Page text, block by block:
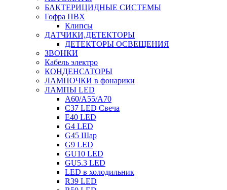
БАКТЕРИЦИДНЫЕ СИСТЕМЫ
Гофра ПВХ
Клипсы
ДАТЧИКИ,ДЕТЕКТОРЫ
ДЕТЕКТОРЫ ОСВЕЩЕНИЯ
ЗВОНКИ
Кабель электро
КОНДЕНСАТОРЫ
ЛАМПОЧКИ в фонарики
ЛАМПЫ LED
A60/A55/A70
C37 LED Свеча
E40 LED
G4 LED
G45 Шар
G9 LED
GU10 LED
GU5.3 LED
LED в холодильник
R39 LED